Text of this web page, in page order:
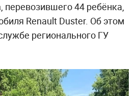
перевозившего 44 ребёнка,
Renault Duster. Об этом
регионального ГУ